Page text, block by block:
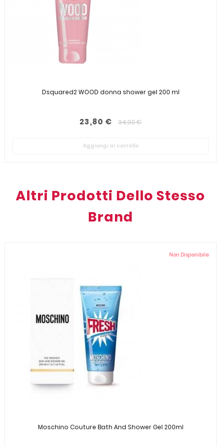
Dsquared2 WOOD donna shower gel 200 ml
23,80 € 34,00 €
Aggiungi al carrello
Altri Prodotti Dello Stesso
Brand
Non Disponibile
Moschino Couture Bath And Shower Gel 200ml